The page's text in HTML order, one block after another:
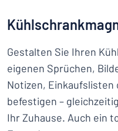
Gestalten Sie Ihren
eigenen Sprüchen,
Notizen, Einkaufslisten
befestigen –
Ihr Zuhause. Auch ein